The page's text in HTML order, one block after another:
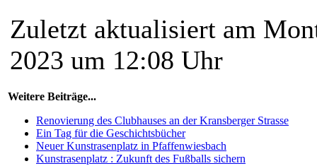
Zuletzt aktualisiert am
2023 um 12:08 Uhr
Weitere Beiträge...
Renovierung des Clubhauses an der Kransberger Strasse
Ein Tag für die Geschichtsbücher
Neuer Kunstrasenplatz in Pfaffenwiesbach
Kunstrasenplatz : Zukunft des Fußballs sichern